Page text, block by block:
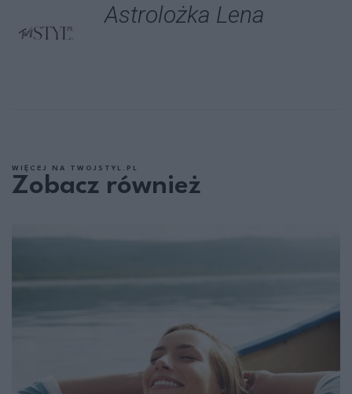
Astrolożka Lena
WIĘCEJ NA TWOJSTYL.PL
Zobacz również